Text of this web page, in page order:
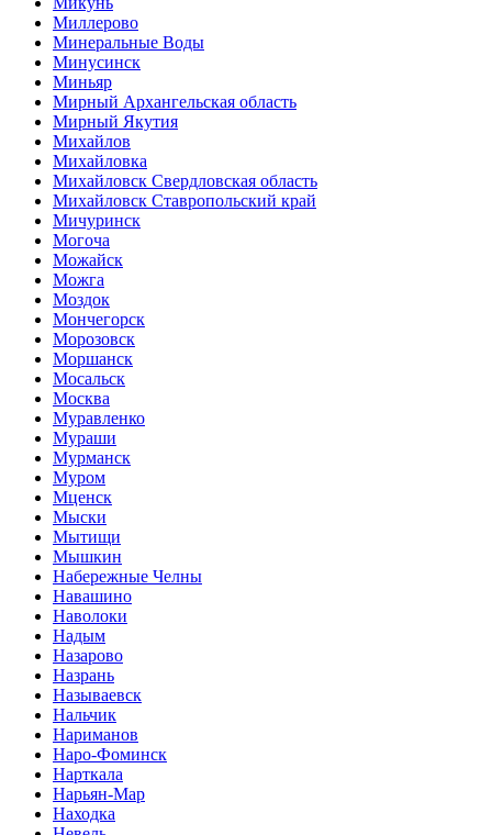
Миллерово
Минеральные Воды
Минусинск
Миньяр
Мирный Архангельская область
Мирный Якутия
Михайлов
Михайловка
Михайловск Свердловская область
Михайловск Ставропольский край
Мичуринск
Могоча
Можайск
Можга
Моздок
Мончегорск
Морозовск
Моршанск
Мосальск
Москва
Муравленко
Мураши
Мурманск
Муром
Мценск
Мыски
Мытищи
Мышкин
Набережные Челны
Навашино
Наволоки
Надым
Назарово
Назрань
Называевск
Нальчик
Нариманов
Наро-Фоминск
Нарткала
Нарьян-Мар
Находка